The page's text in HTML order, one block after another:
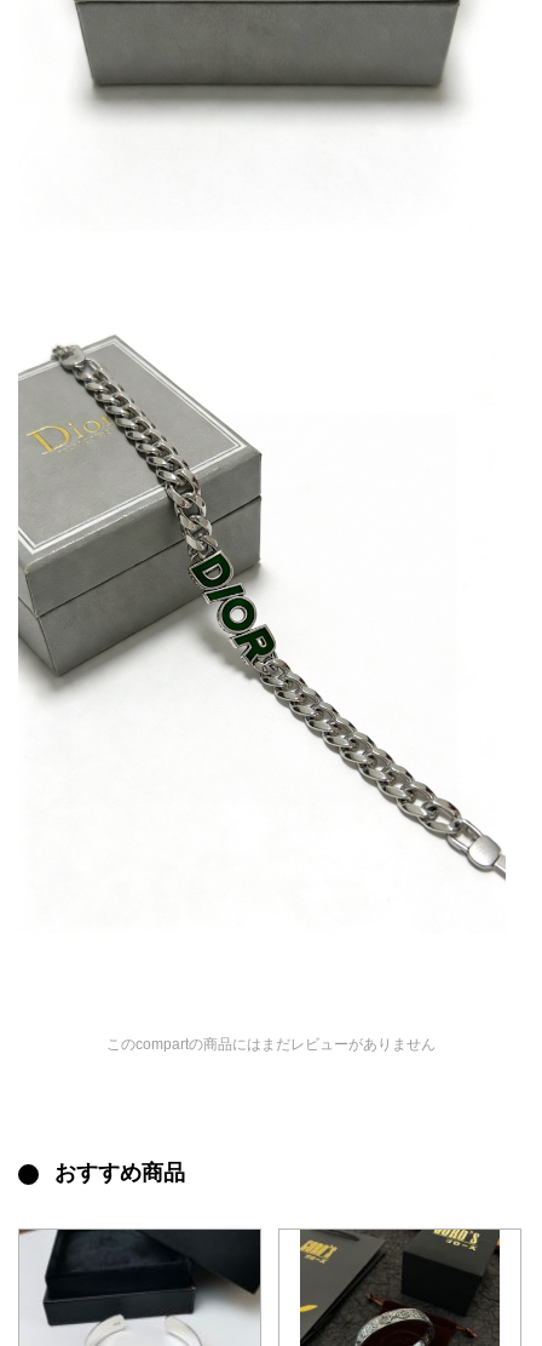
このcompartの商品にはまだレビューがありません
おすすめ商品